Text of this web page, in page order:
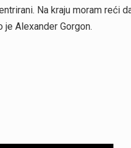
Na kraju moram reći
Alexander Gorgon.